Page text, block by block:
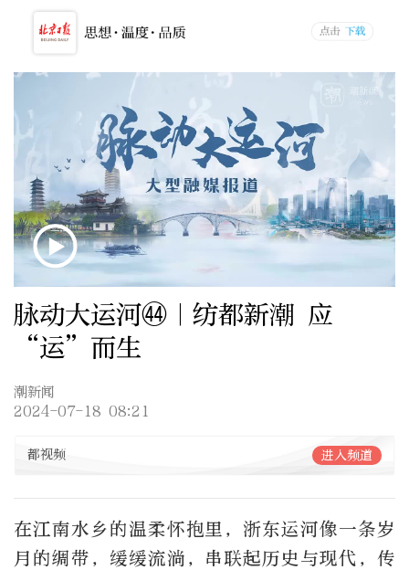
脉动大运河㊹｜纺都新潮 应
“运”而生
潮新闻
2024-07-18 08:21
都视频 进入频道
在江南水乡的温柔怀抱里，浙东运河像一条岁
月的绸带，缓缓流淌，串联起历史与现代，传